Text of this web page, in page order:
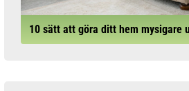
10 sätt att göra ditt hem mysigare